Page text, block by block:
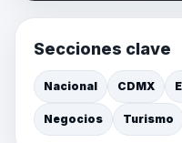
Secciones clave
Nacional CDMX
Negocios Turismo